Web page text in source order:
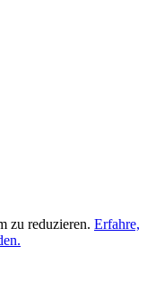
zu reduzieren. Erfahre,